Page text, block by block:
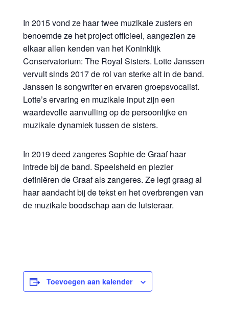
In 2015 vond ze haar twee muzikale zusters en
benoemde ze het project officieel, aangezien ze
elkaar allen kenden van het Koninklijk
Conservatorium: The Royal Sisters. Lotte Janssen
vervult sinds 2017 de rol van sterke alt in de band.
Janssen is songwriter en ervaren groepsvocalist.
Lotte’s ervaring en muzikale input zijn een
waardevolle aanvulling op de persoonlijke en
muzikale dynamiek tussen de sisters.
In 2019 deed zangeres Sophie de Graaf haar
intrede bij de band. Speelsheid en plezier
definiëren de Graaf als zangeres. Ze legt graag al
haar aandacht bij de tekst en het overbrengen van
de muzikale boodschap aan de luisteraar.
Toevoegen aan kalender